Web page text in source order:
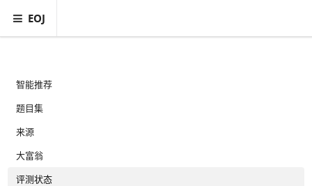
EOJ
智能推荐
题目集
来源
大富翁
评测状态